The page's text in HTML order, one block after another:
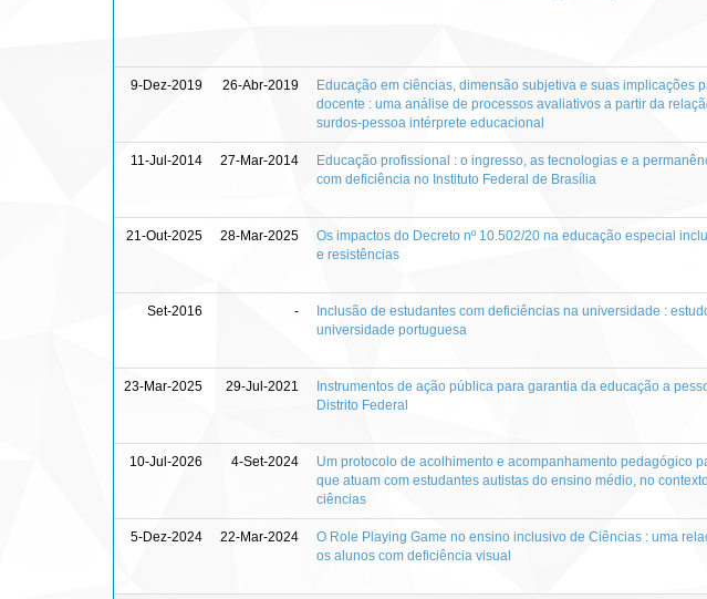
9-Dez-2019 26-Abr-2019
Educação em ciências, dimensão subjetiva e suas implicações
docente : uma análise de processos avaliativos a partir da
surdos-pessoa intérprete educacional
11-Jul-2014 27-Mar-2014
Educação profissional : o ingresso, as tecnologias e a
com deficiência no Instituto Federal de Brasília
21-Out-2025 28-Mar-2025
Os impactos do Decreto nº 10.502/20 na educação especial
e resistências
Set-2016 -
Inclusão de estudantes com deficiências na universidade :
universidade portuguesa
23-Mar-2025 29-Jul-2021
Instrumentos de ação pública para garantia da educação a
Distrito Federal
10-Jul-2026 4-Set-2024
Um protocolo de acolhimento e acompanhamento pedagógico
que atuam com estudantes autistas do ensino médio, no
ciências
5-Dez-2024 22-Mar-2024
O Role Playing Game no ensino inclusivo de Ciências : uma
os alunos com deficiência visual